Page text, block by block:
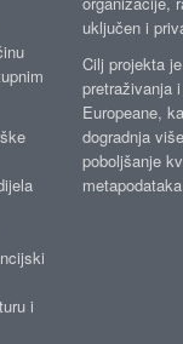
i
uključen i
Cilj projekta
pretraživanja
Europeane,
dogradnja
poboljšanje